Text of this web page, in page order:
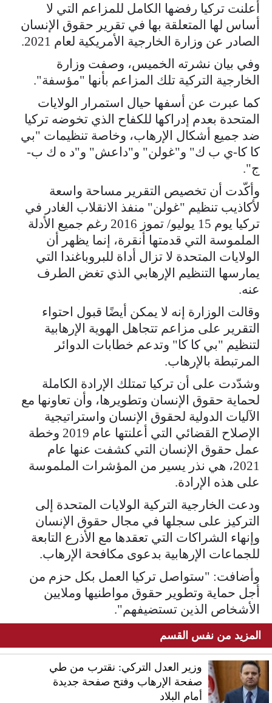
أعلنت تركيا رفضها الكامل للمزاعم التي لا
أساس لها المتعلقة بها في تقرير حقوق الإنسان
الصادر عن وزارة الخارجية الأمريكية لعام 2021.
وفي بيان نشرته الخميس، وصفت وزارة
الخارجية التركية تلك المزاعم بأنها "مؤسفة".
كما عبرت عن أسفها حيال استمرار الولايات
المتحدة بعدم إدراكها للكفاح الذي تخوضه تركيا
ضد جميع أشكال الإرهاب، وخاصة تنظيمات "بي
كا كا-ي ب ك" و"غولن" و"داعش" و"د ه ك ب-
ج".
وأكّدت أن تخصيص التقرير مساحة واسعة
لأكاذيب تنظيم "غولن" منفذ الانقلاب الغادر في
تركيا يوم 15 يوليو/ تموز 2016 رغم جميع الأدلة
الملموسة التي قدمتها أنقرة، إنما يظهر أن
الولايات المتحدة لا تزال أداة للبروباغندا التي
يمارسها التنظيم الإرهابي الذي تغض الطرف
عنه.
وقالت الوزارة إنه لا يمكن أيضًا قبول احتواء
التقرير على مزاعم تتجاهل الهوية الإرهابية
لتنظيم "بي كا كا" وتدعم خطابات الدوائر
المرتبطة بالإرهاب.
وشدّدت على أن تركيا تمتلك الإرادة الكاملة
لحماية حقوق الإنسان وتطويرها، وأن تعاونها مع
الآليات الدولية لحقوق الإنسان واستراتيجية
الإصلاح القضائي التي أعلنتها عام 2019 وخطة
عمل حقوق الإنسان التي كشفت عنها عام
2021، هي نذر يسير من المؤشرات الملموسة
على هذه الإرادة.
ودعت الخارجية التركية الولايات المتحدة إلى
التركيز على سجلها في مجال حقوق الإنسان
وإنهاء الشراكات التي تعقدها مع الأذرع التابعة
للجماعات الإرهابية بدعوى مكافحة الإرهاب.
وأضافت: "ستواصل تركيا العمل بكل حزم من
أجل حماية وتطوير حقوق مواطنيها وملايين
الأشخاص الذين تستضيفهم".
المزيد من نفس القسم
وزير العدل التركي: نقترب من طي
صفحة الإرهاب وفتح صفحة جديدة
أمام البلاد